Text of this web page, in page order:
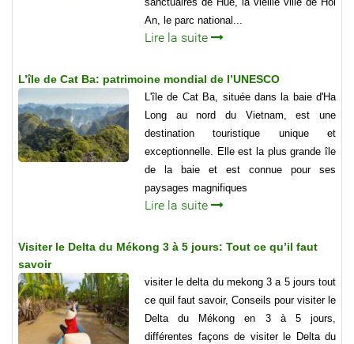
An, le parc national...
Lire la suite
L’île de Cat Ba: patrimoine mondial de l’UNESCO
L'île de Cat Ba, située dans la baie d'Ha
Long au nord du Vietnam, est une
destination touristique unique et
exceptionnelle. Elle est la plus grande île
de la baie et est connue pour ses
paysages magnifiques
Lire la suite
Visiter le Delta du Mékong 3 à 5 jours: Tout ce qu’il faut
savoir
visiter le delta du mekong 3 a 5 jours tout
ce quil faut savoir, Conseils pour visiter le
Delta du Mékong en 3 à 5 jours,
différentes façons de visiter le Delta du